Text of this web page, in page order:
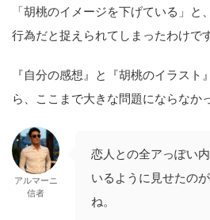
「胡桃のイメージを下げている」と
行為だと捉えられてしまったわけです
『自分の感想』と『胡桃のイラスト
ら、ここまで大きな問題にならなか
アルマーニ
信者
恋人との全アっぽい
いるように見せたの
ね。